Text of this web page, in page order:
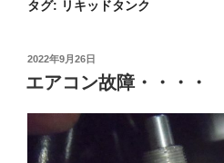
タグ: リキッドタンク
投
日:
2022年9月26日
エアコン故障・・・・